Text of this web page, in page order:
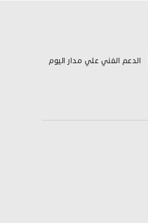
الدعم الفني علي مدار اليوم